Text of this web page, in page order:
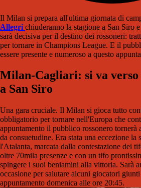
Il Milan si prepara all'ultima giornata di
Allegri chiuderanno la stagione a San Siro
sarà decisiva per il destino dei rossoneri:
per tornare in Champions League. E il
essere presente e numeroso a questo
Milan-Cagliari: si va
a San Siro
Una gara cruciale. Il Milan si gioca tutto
obbligatorio per tornare nell'Europa che
appuntamento il pubblico rossonero tornerà
da consuetudine. Era stata una eccezione la
l'Atalanta, marcata dalla contestazione dei
oltre 70mila presenze e con un tifo
spingere i suoi beniamini alla vittoria. Sarà
occasione per salutare alcuni giocatori
appuntamento domenica alle ore 20:45.